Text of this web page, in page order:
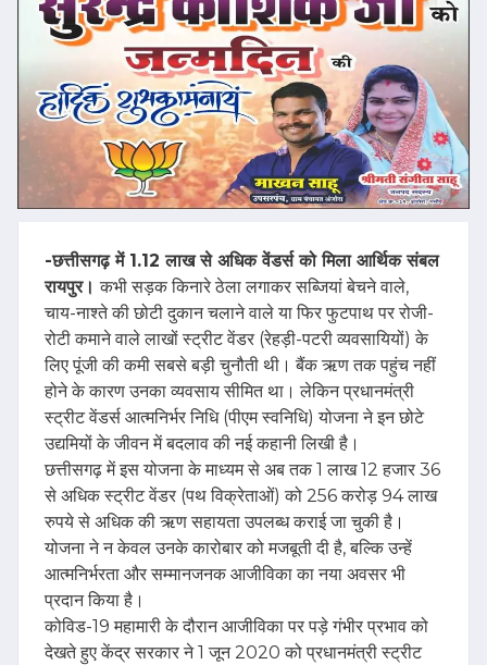
-छत्तीसगढ़ में 1.12 लाख से अधिक वेंडर्स को मिला आर्थिक संबल
रायपुर।कभी सड़क किनारे ठेला लगाकर सब्जियां बेचने वाले,
चाय-नाश्ते की छोटी दुकान चलाने वाले या फिर फुटपाथ पर रोजी-
रोटी कमाने वाले लाखों स्ट्रीट वेंडर (रेहड़ी-पटरी व्यवसायियों) के
लिए पूंजी की कमी सबसे बड़ी चुनौती थी। बैंक ऋण तक पहुंच नहीं
होने के कारण उनका व्यवसाय सीमित था। लेकिन प्रधानमंत्री
स्ट्रीट वेंडर्स आत्मनिर्भर निधि (पीएम स्वनिधि) योजना ने इन छोटे
उद्यमियों के जीवन में बदलाव की नई कहानी लिखी है।
छत्तीसगढ़ में इस योजना के माध्यम से अब तक 1 लाख 12 हजार 36
से अधिक स्ट्रीट वेंडर (पथ विक्रेताओं) को 256 करोड़ 94 लाख
रुपये से अधिक की ऋण सहायता उपलब्ध कराई जा चुकी है।
योजना ने न केवल उनके कारोबार को मजबूती दी है, बल्कि उन्हें
आत्मनिर्भरता और सम्मानजनक आजीविका का नया अवसर भी
प्रदान किया है।
कोविड-19 महामारी के दौरान आजीविका पर पड़े गंभीर प्रभाव को
देखते हुए केंद्र सरकार ने 1 जून 2020 को प्रधानमंत्री स्ट्रीट